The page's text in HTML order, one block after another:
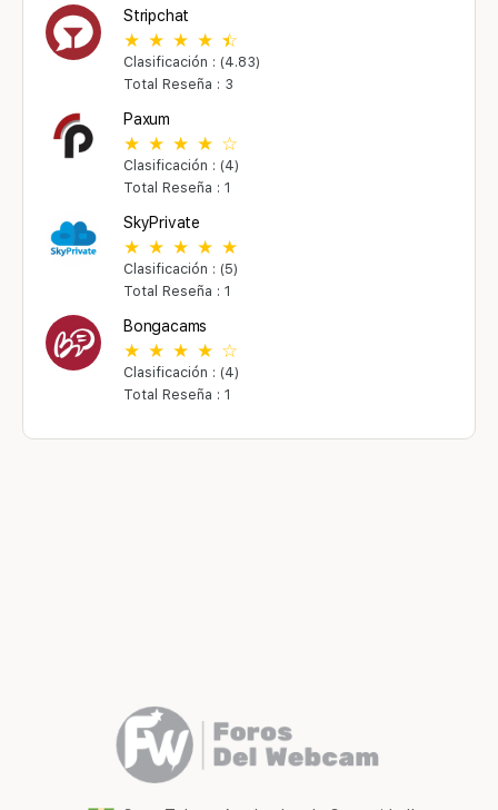
Stripchat
Clasificación : (4.83)
Total Reseña : 3
Paxum
Clasificación : (4)
Total Reseña : 1
SkyPrivate
Clasificación : (5)
Total Reseña : 1
Bongacams
Clasificación : (4)
Total Reseña : 1